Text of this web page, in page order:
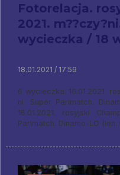
Fotorelacja.
2021.
wycieczka / 18
18.01.2021 / 17:59
6 wycieczka. 16.01.2021.
ni. Super Parimatch.
16.01.2021. rosyjski
Parimatch. Dinamo-LO (len.